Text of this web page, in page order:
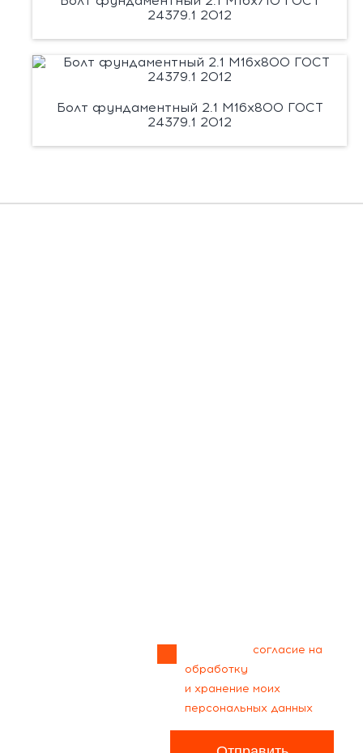
24379.1 2012
Болт фундаментный 2.1 М16х800 ГОСТ
24379.1 2012
согласие на
обработку
и хранение моих
персональных данных